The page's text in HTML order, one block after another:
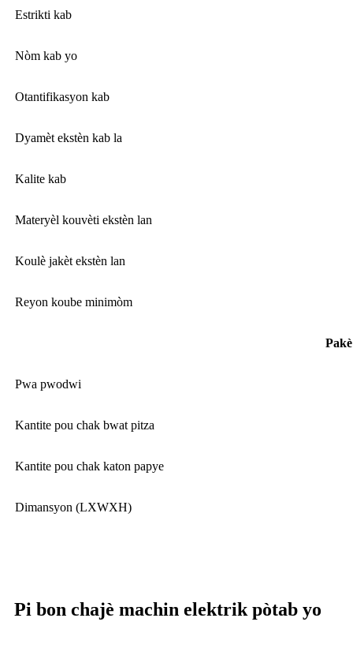
Estrikti kab
Nòm kab yo
Otantifikasyon kab
Dyamèt ekstèn kab la
Kalite kab
Materyèl kouvèti ekstèn lan
Koulè jakèt ekstèn lan
Reyon koube minimòm
Pakè
Pwa pwodwi
Kantite pou chak bwat pitza
Kantite pou chak katon papye
Dimansyon (LXWXH)
Pi bon chajè machin elektrik pòtab yo